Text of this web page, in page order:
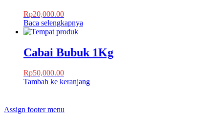
Rp20,000.00
Baca selengkapnya
Cabai Bubuk 1Kg
Rp50,000.00
Tambah ke keranjang
Assign footer menu